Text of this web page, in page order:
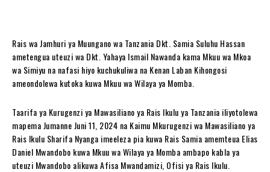
Rais wa Jamhuri ya Muungano wa Tanzania Dkt. Samia Suluhu Hassan
ametengua uteuzi wa Dkt. Yahaya Ismail Nawanda kama Mkuu wa Mkoa
wa Simiyu na nafasi hiyo kuchukuliwa na Kenan Laban Kihongosi
ameondolewa kutoka kuwa Mkuu wa Wilaya ya Momba.
Taarifa ya Kurugenzi ya Mawasiliano ya Rais Ikulu ya Tanzania iliyotolewa
mapema Jumanne Juni 11, 2024 na Kaimu Mkurugenzi wa Mawasiliano ya
Rais Ikulu Sharifa Nyanga imeeleza pia kuwa Rais Samia amemteua Elias
Daniel Mwandobo kuwa Mkuu wa Wilaya ya Momba ambapo kabla ya
uteuzi Mwandobo alikuwa Afisa Mwandamizi, Ofisi ya Rais Ikulu.